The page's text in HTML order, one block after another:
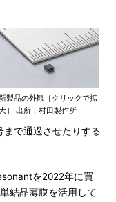
製品の外観［クリックで拡
］ 出所：村田製作所
で通過させたりする
を2022年に買
結晶薄膜を活用して